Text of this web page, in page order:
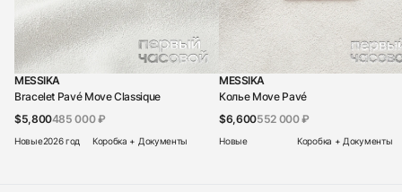
MESSIKA
Bracelet Pavé Move Classique
$5,800485 000 ₽
Новые2026 год Коробка + Документы
MESSIKA
Колье Move Pavé
$6,600552 000 ₽
Новые Коробка + Документы